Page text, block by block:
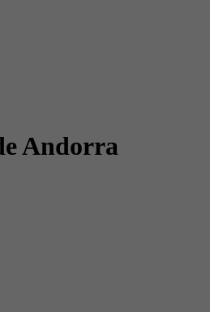
Andorra